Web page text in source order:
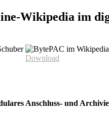
Wikipedia im
Download
Anschluss- und